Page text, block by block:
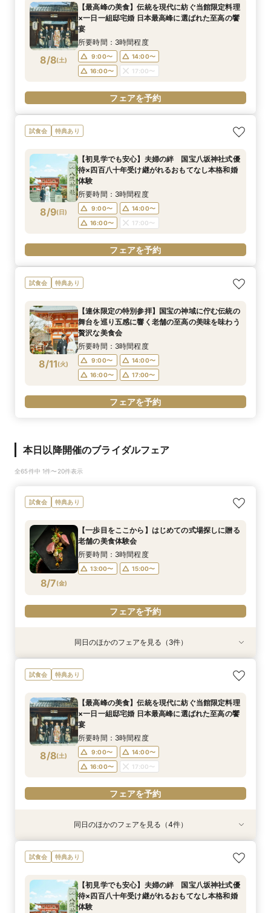
8/8(土)
【最高峰の美食】伝統を現代に紡ぐ当館限定料理
×一日一組邸宅婚 日本最高峰に選ばれた至高の饗
宴
所要時間：3時間程度
9:00〜
14:00〜
16:00〜
17:00〜
フェアを予約
試食会 特典あり
8/9(日)
【初見学でも安心】夫婦の絆 国宝八坂神社式優
待×四百八十年受け継がれるおもてなし本格和婚
体験
所要時間：3時間程度
9:00〜
14:00〜
16:00〜
17:00〜
フェアを予約
試食会 特典あり
8/11(火)
【連休限定の特別参拝】国宝の神域に佇む伝統の
舞台を巡り五感に響く老舗の至高の美味を味わう
贅沢な美食会
所要時間：3時間程度
9:00〜
14:00〜
16:00〜
17:00〜
フェアを予約
本日以降開催のブライダルフェア
全65件中 1件〜20件表示
試食会 特典あり
8/7(金)
【一歩目をここから】はじめての式場探しに贈る
老舗の美食体験会
所要時間：3時間程度
13:00〜 15:00〜
フェアを予約
8/7(金)
【タイパ重視！60分で完結◎】オンラインで会
場案内＆相談会
12:00〜
14:00〜
フェアを予約
特典あり
8/7(金)
【八坂神社挙式希望の方へ】国宝神社×中村楼の
本格和婚体験一日一組の空間で味わう480年の歴
所要時間：3時間程度
フェアを予約
特典あり
8/7(金)
【少人数のお食事会に】緑あふれる名庭を望む1
日1組棟邸宅を貸切にして大切なご家族を丁寧に
所要時間：3時間程度
フェアを予約
同日のほかのフェアを見る（3件）
試食会 特典あり
8/8(土)
【最高峰の美食】伝統を現代に紡ぐ当館限定料理
×一日一組邸宅婚 日本最高峰に選ばれた至高の饗
宴
所要時間：3時間程度
9:00〜
14:00〜
16:00〜
17:00〜
フェアを予約
特典あり
8/8(土)
【少人数のお食事会に】緑あふれる名庭を望む1
日1組棟邸宅を貸切にして大切なご家族を丁寧に
所要時間：3時間程度
9:00〜
8/8(土)
【90分のクイック相談会】京都散策のついでに
少し気軽に参加できる本格和婚の伝統空間体感
所要時間：3時間程度
9:00〜
特典あり
8/8(土)
【八坂神社挙式希望の方へ】国宝神社×中村楼の
本格和婚体験一日一組の空間で味わう480年の歴
所要時間：3時間程度
9:00〜
8/8(土)
【タイパ重視！60分で完結◎】オンラインで会
場案内＆相談会
10:00〜
11:00〜
12:00〜
同日のほかのフェアを見る（4件）
試食会 特典あり
【初見学でも安心】夫婦の絆 国宝八坂神社式優
待×四百八十年受け継がれるおもてなし本格和婚
体験